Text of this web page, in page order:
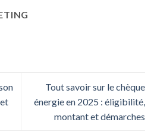
Tout savoir sur le chèque
énergie en 2025 : éligibilité,
montant et démarches